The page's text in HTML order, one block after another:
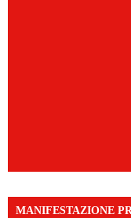
MANIFESTAZIONE